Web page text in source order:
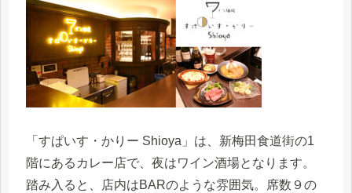
「すぱいす・かりー Shioya」は、新梅田食道街の1
階にあるカレー店で、夜はワイン酒場となります。
踏み入ると、店内はBARのような雰囲気。席数９の